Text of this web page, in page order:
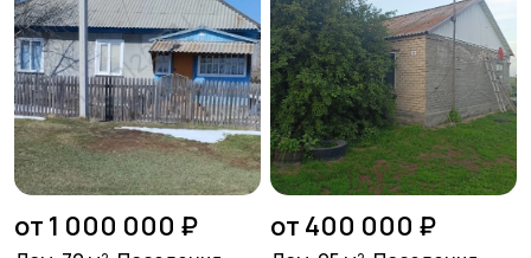
от 1 000 000 ₽ от 400 000 ₽